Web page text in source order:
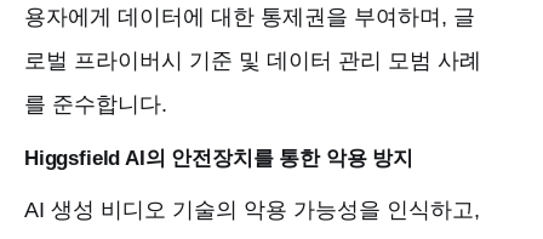
용자에게 데이터에 대한 통제권을 부여하며, 글
로벌 프라이버시 기준 및 데이터 관리 모범 사례
를 준수합니다.
Higgsfield AI의 안전장치를 통한 악용 방지
AI 생성 비디오 기술의 악용 가능성을 인식하고,